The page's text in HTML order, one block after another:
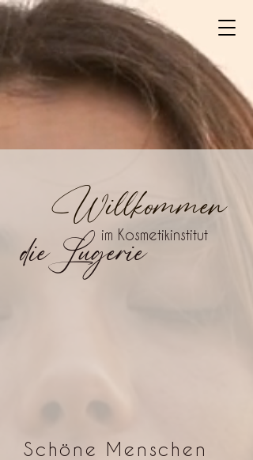
Willkommen
dieLugerieim Kosmetikinstitut
Schöne Menschen